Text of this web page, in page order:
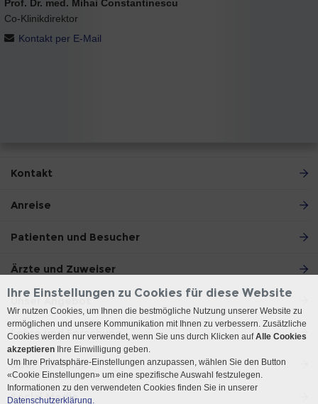
Prof. Dr. med. Mihai Constantinescu
Co-Klinikdirektor
Kontakt per E-Mail
Kontakt
Anreise
Patienten und Besucher
Ärzte und Zuweiser
Unser Angebot
Lehre und Forschung
Über die Klinik
Social Media
Ihre Einstellungen zu Cookies für diese Website
Wir nutzen Cookies, um Ihnen die bestmögliche Nutzung unserer Website zu
ermöglichen und unsere Kommunikation mit Ihnen zu verbessern. Zusätzliche
Cookies werden nur verwendet, wenn Sie uns durch Klicken aufAlle Cookies
akzeptieren Ihre Einwilligung geben.
Um Ihre Privatsphäre-Einstellungen anzupassen, wählen Sie den Button
«Cookie Einstellungen» um eine spezifische Auswahl festzulegen.
Informationen zu den verwendeten Cookies finden Sie in unserer
Datenschutzerklärung.